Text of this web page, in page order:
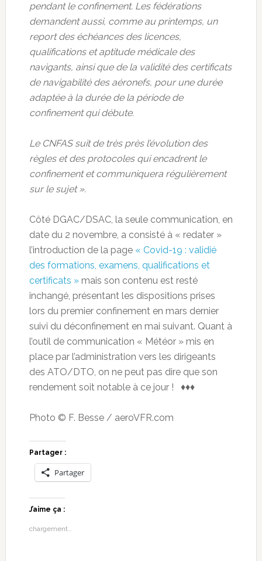
pendant le confinement. Les fédérations
demandent aussi, comme au printemps, un
report des échéances des licences,
qualifications et aptitude médicale des
navigants, ainsi que de la validité des certificats
de navigabilité des aéronefs, pour une durée
adaptée à la durée de la période de
confinement qui débute.
Le CNFAS suit de très près l’évolution des
règles et des protocoles qui encadrent le
confinement et communiquera régulièrement
sur le sujet ».
Côté DGAC/DSAC, la seule communication, en
date du 2 novembre, a consisté à « redater »
l’introduction de la page « Covid-19 : validié
des formations, examens, qualifications et
certificats »mais son contenu est resté
inchangé, présentant les dispositions prises
lors du premier confinement en mars dernier
suivi du déconfinement en mai suivant. Quant à
l’outil de communication « Météor » mis en
place par l’administration vers les dirigeants
des ATO/DTO, on ne peut pas dire que son
rendement soit notable à ce jour ! ♦♦♦
Photo © F. Besse / aeroVFR.com
Partager :
Partager
J’aime ça :
chargement…